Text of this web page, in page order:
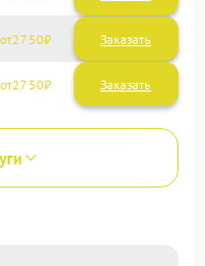
2750
2750